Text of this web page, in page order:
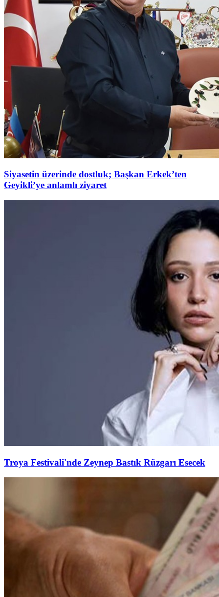
Siyasetin üzerinde dostluk; Başkan Erkek’ten
Geyikli’ye anlamlı ziyaret
Troya Festivali'nde Zeynep Bastık Rüzgarı Esecek